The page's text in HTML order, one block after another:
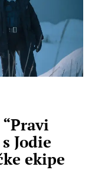
Jodie
ekipe